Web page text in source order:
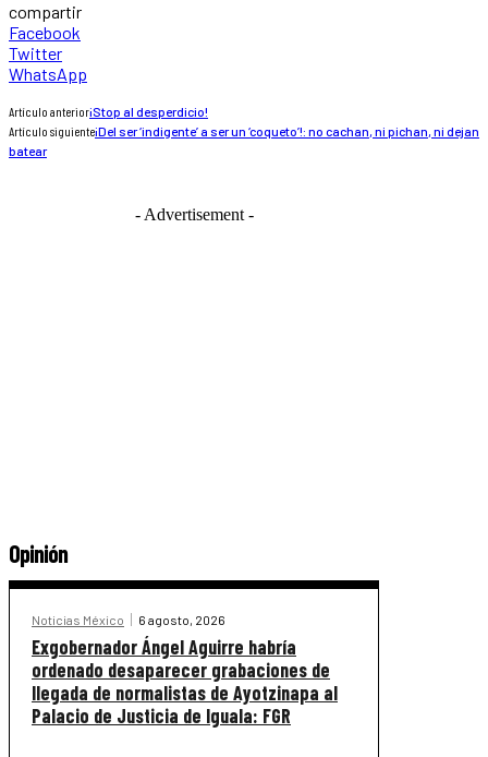
compartir
Facebook
Twitter
WhatsApp
Artículo anterior¡Stop al desperdicio!
Artículo siguiente¡Del ser ‘indigente’ a ser un ‘coqueto’!: no cachan, ni pichan, ni dejan
batear
- Advertisement -
Opinión
Noticias México 6 agosto, 2026
Exgobernador Ángel Aguirre habría
ordenado desaparecer grabaciones de
llegada de normalistas de Ayotzinapa al
Palacio de Justicia de Iguala: FGR